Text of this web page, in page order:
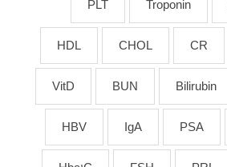
CR
CHOL
HDL
Bilirubin
BUN
VitD
PSA
IgA
HBV